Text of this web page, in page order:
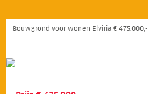
Bouwgrond voor wonen Elviria € 475.000,-